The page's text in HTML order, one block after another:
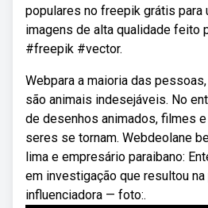
populares no freepik grátis para
imagens de alta qualidade feito
#freepik #vector.
Webpara a maioria das
são animais indesejáveis. No
de desenhos animados, filmes
seres se tornam. Webdeolane
lima e empresário paraibano:
em investigação que resultou
influenciadora — foto:.